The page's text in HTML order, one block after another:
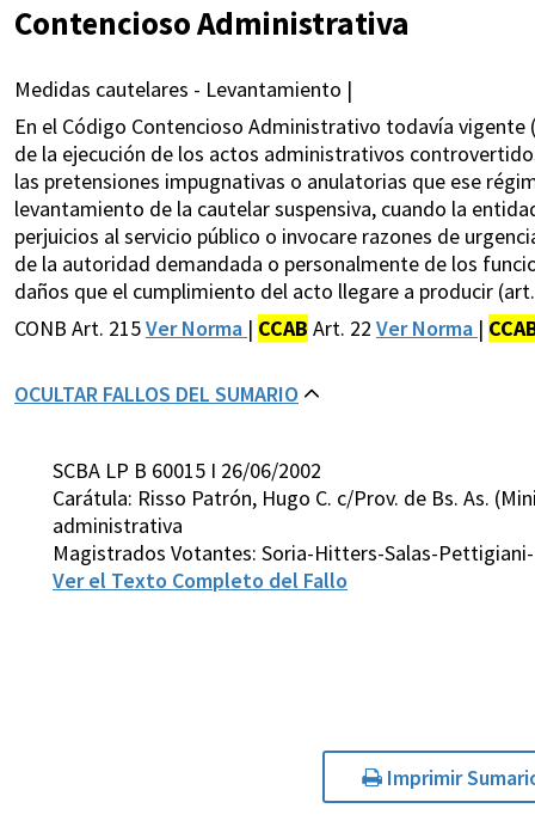
Contencioso Administrativa
Medidas cautelares - Levantamiento |
En el Código Contencioso Administrativo todavía
de la ejecución de los actos administrativos
las pretensiones impugnativas o anulatorias que ese
levantamiento de la cautelar suspensiva, cuando la
perjuicios al servicio público o invocare razones de
de la autoridad demandada o personalmente de los
daños que el cumplimiento del acto llegare a producir
CONB Art. 215Ver Norma | CCAB Art. 22 Ver Norma |
OCULTAR FALLOS DEL SUMARIO
SCBA LP B 60015 I 26/06/2002
Carátula: Risso Patrón, Hugo C. c/Prov. de Bs. As.
administrativa
Magistrados Votantes: Soria-Hitters-Salas-
Ver el Texto Completo del Fallo
Imprimir